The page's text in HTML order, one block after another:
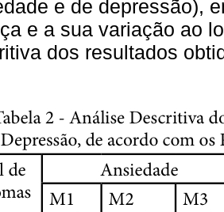
e de depressão),
e a sua variação ao
dos resultados